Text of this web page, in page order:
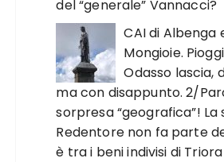
del “generale” Vannacci?
CAI di Albenga
Mongioie.
Odasso lascia,
ma con disappunto. 2/
sorpresa “geografica”! La
Redentore non fa parte
è tra i beni indivisi di